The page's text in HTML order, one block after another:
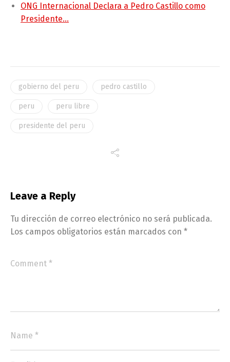
ONG Internacional Declara a Pedro Castillo como
Presidente…
gobierno del peru pedro castillo
peru peru libre
presidente del peru
Leave a Reply
Tu dirección de correo electrónico no será publicada.
Los campos obligatorios están marcados con *